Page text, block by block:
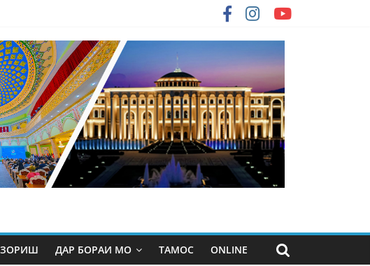
ДАР БОРАИ МО ТАМОС ONLINE